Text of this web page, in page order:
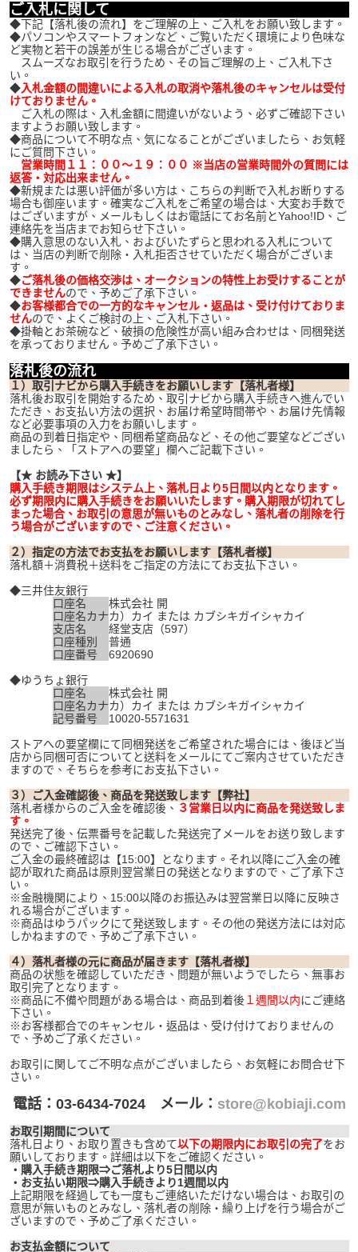
ご入札に関して
◆下記【落札後の流れ】をご理解の上、ご入札をお願い致します。
◆パソコンやスマートフォンなど、ご覧いただく環境により色味な
ど実物と若干の誤差が生じる場合がございます。
スムーズなお取引を行うため、その旨ご理解の上、ご入札下さ
い。
◆入札金額の間違いによる入札の取消や落札後のキャンセルは受付
けておりません。
ご入札の際は、入札金額に間違いがないよう、必ずご確認下さい
ますようお願い致します。
◆商品について不明な点、気になることがございましたら、お気軽
にご質問下さい。
営業時間１１：００～１９：００ ※当店の営業時間外の質問には
返答・対応出来ません。
◆新規または悪い評価が多い方は、こちらの判断で入札お断りする
場合も御座います。確実なご入札をご希望の場合は、大変お手数で
はございますが、メールもしくはお電話にてお名前とYahoo!ID、ご
連絡先を当店までお知らせ下さい。
◆購入意思のない入札、およびいたずらと思われる入札について
は、当店の判断で削除・入札拒否させていただく場合がございま
す。
◆ご落札後の価格交渉は、オークションの特性上お受けすることが
できませんので、予めご了承下さい。
◆お客様都合での一方的なキャンセル・返品は、受け付けておりま
せんので、よくご検討の上、ご入札下さい。
◆掛軸とお茶碗など、破損の危険性が高い組み合わせは、同梱発送
を承っておりません。予めご了承下さい。
落札後の流れ
１）取引ナビから購入手続きをお願いします【落札者様】
落札後お取引を開始するため、取引ナビから購入手続きへ進んでい
ただき、お支払い方法の選択、お届け希望時間帯や、お届け先情報
など必要事項の入力をお願いします。
商品の到着日指定や、同梱希望商品など、その他ご要望などござい
ましたら、「ストアへの要望」欄へご記載下さい。
【★ お読み下さい ★】
購入手続き期限はシステム上、落札日より5日間以内となります。
必ず期限内に購入手続きをお願いいたします。購入期限が切れてし
まった場合、お取引の意思が無いものとみなし、落札者の削除を行
う場合がございますので、ご注意ください。
２）指定の方法でお支払をお願いします【落札者様】
落札額＋消費税＋送料をご指定の方法にてお支払下さい。
◆三井住友銀行
口座名
株式会社 開
口座名カナカ）カイ または カブシキガイシャカイ
支店名
経堂支店（597）
口座種別
普通
口座番号
6920690
◆ゆうちょ銀行
口座名
株式会社 開
口座名カナカ）カイ または カブシキガイシャカイ
記号番号
10020-5571631
ストアへの要望欄にて同梱発送をご希望された場合には、後ほど当
店から同梱可否についてと送料をメールにてご案内させていただき
ますので、そちらを参考にお支払下さい。
３）ご入金確認後、商品を発送致します【弊社】
落札者様からのご入金を確認後、 ３営業日以内に商品を発送致しま
す。
発送完了後、伝票番号を記載した発送完了メールをお送り致します
ので、ご確認下さい。
ご入金の最終確認は【15:00】となります。それ以降にご入金の確
認が取れた商品は原則翌営業日の発送となりますので、ご了承下さ
い。
※金融機関により、15:00以降のお振込みは翌営業日以降に反映さ
れる場合がございます。
※商品はゆうパックにて発送致します。その他の発送方法には対応
しかねますので、予めご了承下さい。
４）落札者様の元に商品が届きます【落札者様】
商品の状態を確認していただき、問題が無いようでしたら、無事お
取引完了となります。
※商品に不備や問題がある場合は、商品到着後 １週間以内にご連絡
下さい。
※お客様都合でのキャンセル・返品は、受け付けておりませんの
で、予めご了承ください。
お取引に関してご不明な点がございましたら、お気軽にお問合せ下
さい。
電話：03-6434-7024 メール： store@kobiaji.com
お取引期間について
落札日より、お取り置きも含めて以下の期限内にお取引の完了をお
願いしております。詳細は以下をご確認ください。
・購入手続き期限⇒ご落札より5日間以内
・お支払い期限⇒購入手続きより1週間以内
上記期限を経過しても一度もご連絡いただけない場合は、お取引の
意思が無いものとみなし、落札者の削除・繰り上げを行う場合がご
ざいますので、予めご了承ください。
お支払金額について